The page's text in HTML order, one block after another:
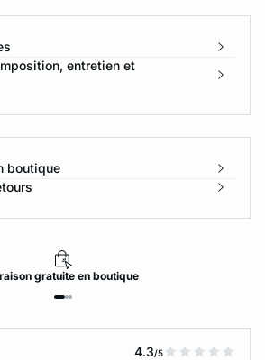
entretien et
boutique
gratuiteen boutique
4.3/5